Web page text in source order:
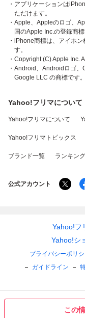
この
・アプリケーションは
ただけます。
・Apple、Appleのロゴ、
国のApple Inc.の登録商標
・iPhone商標は、アイホ
す。
・Copyright (C) Apple Inc.
・Android、Androidロゴ、
Google LLC の商標です。
Yahoo!フリマについて
Yahoo!フリマについて
Yahoo!フリマトピックス
ブランド一覧 ランキング
公式アカウント
Yahoo!フ
Yahoo!シ
プライバシーポリ
ガイドライン